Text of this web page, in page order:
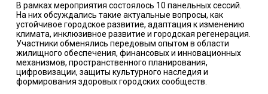
В рамках мероприятия состоялось 10 панельных сессий.
На них обсуждались такие актуальные вопросы, как
устойчивое городское развитие, адаптация к изменению
климата, инклюзивное развитие и городская регенерация.
Участники обменялись передовым опытом в области
жилищного обеспечения, финансовых и инновационных
механизмов, пространственного планирования,
цифровизации, защиты культурного наследия и
формирования здоровых городских сообществ.